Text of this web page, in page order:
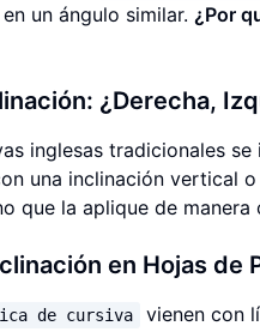
un ángulo similar. ¿Por
¿Derecha,
inglesas tradicionales
una inclinación vertical
que la aplique de
en Hojas de
de cursiva
vienen con